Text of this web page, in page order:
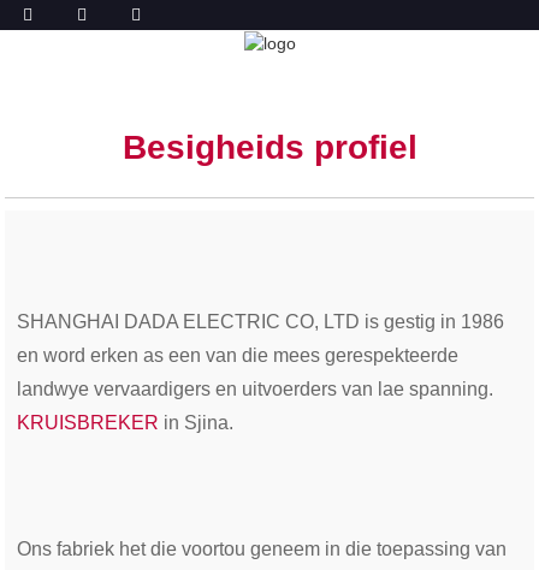
PROFIEL
Besigheids profiel
SHANGHAI DADA ELECTRIC CO, LTD is gestig in 1986
en word erken as een van die mees gerespekteerde
landwye vervaardigers en uitvoerders van lae spanning.
KRUISBREKER in Sjina.
Ons fabriek het die voortou geneem in die toepassing van